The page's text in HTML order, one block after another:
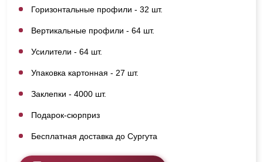
Горизонтальные профили - 32 шт.
Вертикальные профили - 64 шт.
Усилители - 64 шт.
Упаковка картонная - 27 шт.
Заклепки - 4000 шт.
Подарок-сюрприз
Бесплатная доставка до Сургута